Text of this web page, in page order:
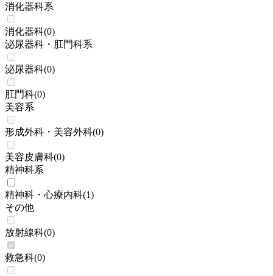
消化器科系
消化器科(0)
泌尿器科・肛門科系
泌尿器科(0)
肛門科(0)
美容系
形成外科・美容外科(0)
美容皮膚科(0)
精神科系
精神科・心療内科(1)
その他
放射線科(0)
救急科(0)